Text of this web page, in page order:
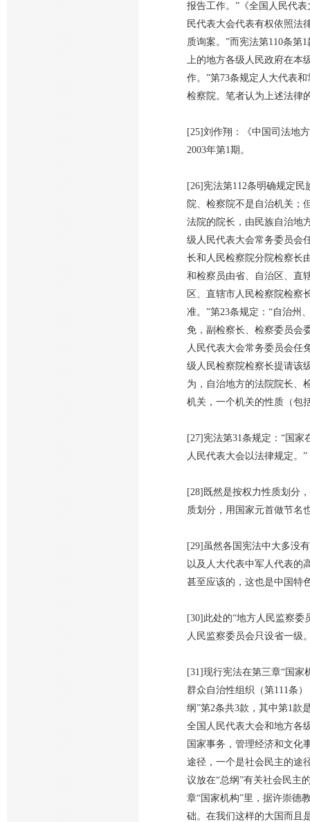
报告工作。”《全国人民代
民代表大会代表有权依照法
质询案。”而宪法第110条第
上的地方各级人民政府在本
作。”第73条规定人大代表
检察院。笔者认为上述法律
[25]刘作翔：《中国司法地
2003年第1期。
[26]宪法第112条明确规定
院、检察院不是自治机关；
法院的院长，由民族自治地
级人民代表大会常务委员会
长和人民检察院分院检察长
和检察员由省、自治区、直
区、直辖市人民检察院检察
准。”第23条规定：“自治州
免，副检察长、检察委员会
人民代表大会常务委员会任
级人民检察院检察长提请该
为，自治地方的法院院长、
机关，一个机关的性质（包
[27]宪法第31条规定：“国
人民代表大会以法律规定。”
[28]既然是按权力性质划分
质划分，用国家元首做节名
[29]虽然各国宪法中大多没
以及人大代表中军人代表的
甚至应该的，这也是中国特
[30]此处的“地方人民监察委
人民监察委员会只设省一级
[31]现行宪法在第三章“国家
群众自治性组织（第111条
纲”第2条共3款，其中第1款
全国人民代表大会和地方各
国家事务，管理经济和文化
途径，一个是社会民主的途
议放在“总纲”有关社会民主
章“国家机构”里，据许崇德
础。在我们这样的大国而且